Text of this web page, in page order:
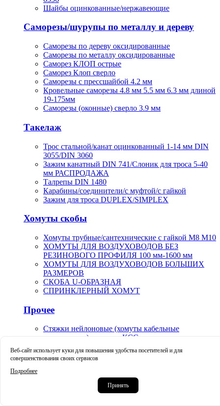
Шайбы оцинкованные/нержавеющие
Саморезы/шурупы по металлу и дереву
Саморезы по дереву оксидированные
Саморезы по металлу оксидированные
Саморез КЛОП острые
Саморез Клоп сверло
Саморезы с прессшайбой 4.2 мм
Кровельные саморезы 4.8 мм 5.5 мм 6.3 мм длиной
19-175мм
Саморезы (оконные) сверло 3.9 мм
Такелаж
Трос стальной/канат оцинкованный 1-14 мм DIN
3055/DIN 3060
Зажим канатный DIN 741/Слоник для троса 5-40
мм РАСПРОДАЖА
Талрепы DIN 1480
Карабины/соединители/с муфтой/с гайкой
Зажим для троса DUPLEX/SIMPLEX
Хомуты скобы
Хомуты трубные/сантехнические с гайкой М8 М10
ХОМУТЫ ДЛЯ ВОЗДУХОВОДОВ БЕЗ
РЕЗИНОВОГО ПРОФИЛЯ 100 мм-1600 мм
ХОМУТЫ ДЛЯ ВОЗДУХОВОДОВ БОЛЬШИХ
РАЗМЕРОВ
СКОБА U-ОБРАЗНАЯ
СПРИНКЛЕРНЫЙ ХОМУТ
Прочее
Стяжки нейлоновые (хомуты кабельные
пластиковые) стандарт КСС
Маркеры карандаши маркер-краска строительные
Краскораспылители пневматические пистолет-
распылители арт.V-0019
Крацовки корщетки чашечные тарельчатые
Веб-сайт использует куки для повышения удобства посетителей и для
совершенствования своих сервисов
Подробнее
Принять